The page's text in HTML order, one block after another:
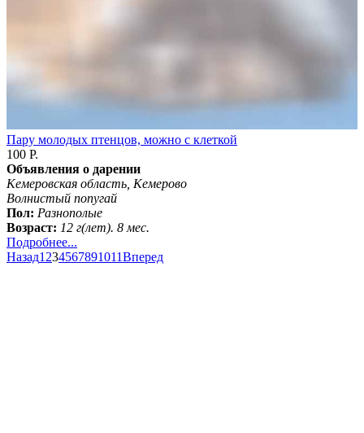
Пару молодых птенцов, можно с клеткой
100 Р.
Объявления о дарении
Кемеровская область, Кемерово
Волнистый попугай
Пол: Разнополые
Возраст: 12 г(лет). 8 мес.
Подробнее...
Назад1 234567891011Вперед